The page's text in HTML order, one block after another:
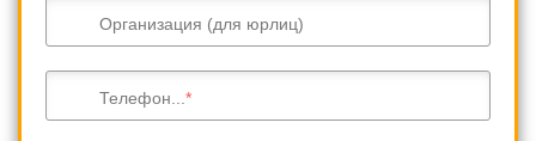
Организация (для юрлиц)
Телефон...